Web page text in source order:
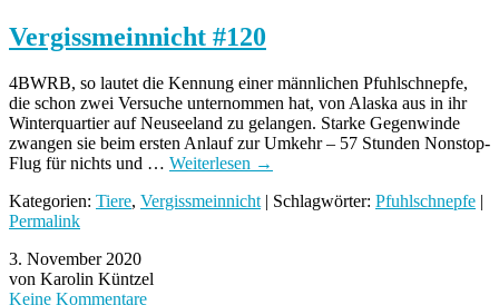
Vergissmeinnicht #120
4BWRB, so lautet die Kennung einer männlichen Pfuhlschnepfe,
die schon zwei Versuche unternommen hat, von Alaska aus in ihr
Winterquartier auf Neuseeland zu gelangen. Starke Gegenwinde
zwangen sie beim ersten Anlauf zur Umkehr – 57 Stunden Nonstop-
Flug für nichts und … Weiterlesen →
Kategorien: Tiere, Vergissmeinnicht| Schlagwörter: Pfuhlschnepfe
Permalink
3. November 2020
von Karolin Küntzel
Keine Kommentare